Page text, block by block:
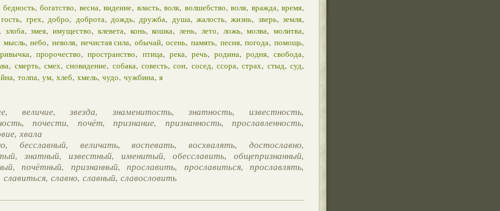
бедность,богатство, весна,видение, власть,волк, волшебство,воля, вражда,время,
гость, грех,добро, доброта, дождь,дружба, душа, жалость,жизнь, зверь,земля,
, злоба,змея, имущество, клевета, конь,кошка, лень, лето, ложь,молва, молитва,
мысль,небо, неволя, нечистая сила, обычай,осень,память, песня,погода,помощь,
,пророчество,пространство, птица, река, речь, родина, родня,свобода,
, смерть,смех,сновидение, собака,совесть,сон, сосед,ссора,страх, стыд,суд,
, толпа, ум, хлеб, хмель, чудо, чужбина, я
величие, звезда, знаменитость, знатность, известность,
почести, почёт, признание, признанность, прославленность,
хвала
бесславный, величать, воспевать, восхвалять, достославно,
знатный, известный, именитый, обесславить, общепризнанный,
почётный, признанный, прославить, прославиться, прославлять,
славно, славный, славословить